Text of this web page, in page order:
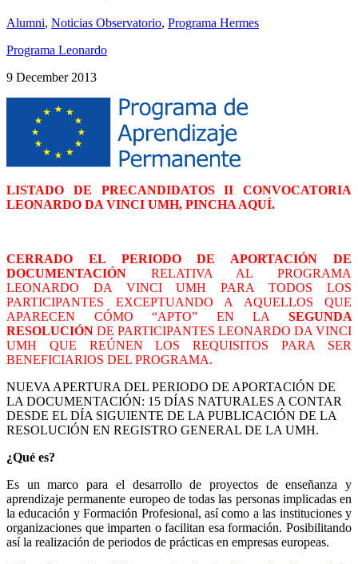
Alumni, Noticias Observatorio, Programa Hermes
Programa Leonardo
9 December 2013
LISTADO DE PRECANDIDATOS II CONVOCATORIA
LEONARDO DA VINCI UMH, PINCHA AQUÍ.
CERRADO EL PERIODO DE APORTACIÓN DE
DOCUMENTACIÓN RELATIVA AL PROGRAMA
LEONARDO DA VINCI UMH PARA TODOS LOS
PARTICIPANTES EXCEPTUANDO A AQUELLOS QUE
APARECEN CÓMO “APTO” EN LA SEGUNDA
RESOLUCIÓN DE PARTICIPANTES LEONARDO DA VINCI
UMH QUE REÚNEN LOS REQUISITOS PARA SER
BENEFICIARIOS DEL PROGRAMA.
NUEVA APERTURA DEL PERIODO DE APORTACIÓN DE
LA DOCUMENTACIÓN: 15 DÍAS NATURALES A CONTAR
DESDE EL DÍA SIGUIENTE DE LA PUBLICACIÓN DE LA
RESOLUCIÓN EN REGISTRO GENERAL DE LA UMH.
¿Qué es?
Es un marco para el desarrollo de proyectos de enseñanza y
aprendizaje permanente europeo de todas las personas implicadas en
la educación y Formación Profesional, así como a las instituciones y
organizaciones que imparten o facilitan esa formación. Posibilitando
así la realización de periodos de prácticas en empresas europeas.